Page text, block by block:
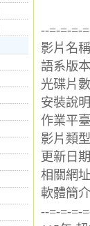
--=-=-=-
影片名
語系版
光碟片
安裝說
作業平
影片類
更新日
相關網
軟體簡
--=-=-=-